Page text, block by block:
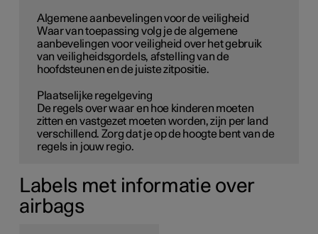
Algemene aanbevelingen voor de veiligheid
Waar van toepassing volg je de algemene
aanbevelingen voor veiligheid over het gebruik
van veiligheidsgordels, afstelling van de
hoofdsteunen en de juiste zitpositie.
Plaatselijke regelgeving
De regels over waar en hoe kinderen moeten
zitten en vastgezet moeten worden, zijn per land
verschillend. Zorg dat je op de hoogte bent van de
regels in jouw regio.
Labels met informatie over
airbags